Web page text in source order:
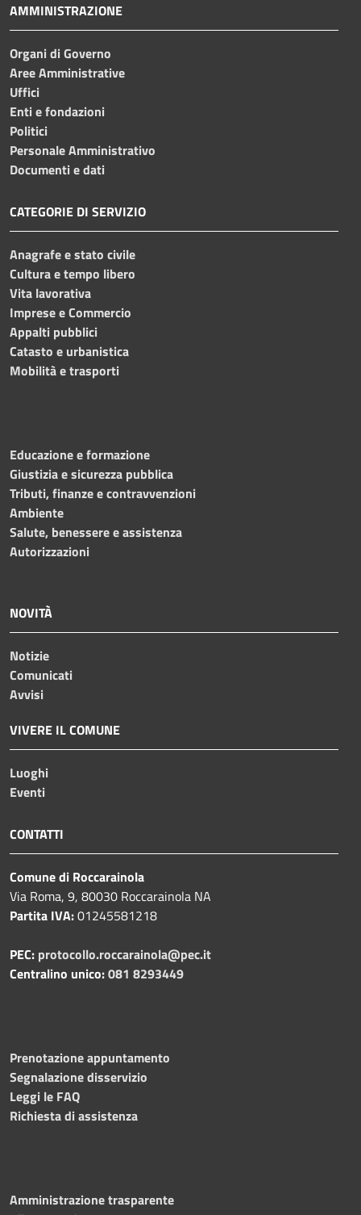
AMMINISTRAZIONE
Organi di Governo
Aree Amministrative
Uffici
Enti e fondazioni
Politici
Personale Amministrativo
Documenti e dati
CATEGORIE DI SERVIZIO
Anagrafe e stato civile
Cultura e tempo libero
Vita lavorativa
Imprese e Commercio
Appalti pubblici
Catasto e urbanistica
Mobilità e trasporti
Educazione e formazione
Giustizia e sicurezza pubblica
Tributi, finanze e contravvenzioni
Ambiente
Salute, benessere e assistenza
Autorizzazioni
NOVITÀ
Notizie
Comunicati
Avvisi
VIVERE IL COMUNE
Luoghi
Eventi
CONTATTI
Comune di Roccarainola
Via Roma, 9, 80030 Roccarainola NA
Partita IVA:01245581218
PEC: protocollo.roccarainola@pec.it
Centralino unico:081 8293449
Prenotazione appuntamento
Segnalazione disservizio
Leggi le FAQ
Richiesta di assistenza
Amministrazione trasparente